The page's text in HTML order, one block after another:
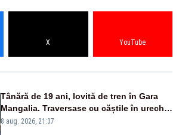
X YouTube
Tânără de 19 ani, lovită de tren în Gara
Mangalia. Traversase cu căștile în urechi
liniile printr-un loc nepermis
8 aug. 2026, 21:37